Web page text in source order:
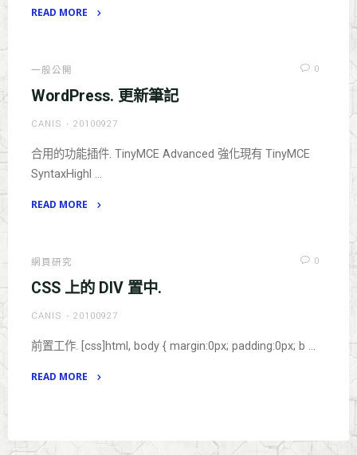
READ MORE
font
lib
時
讀
一般公開 0
WordPress. 更新筆記
CANIS 20100927
合用的功能插件. TinyMCE Advanced 強化現有 TinyMCE
SyntaxHighl …
READ MORE
新
筆
網頁研究 0
CSS 上的 DIV 置中.
CANIS 20100927
前置工作. [css]html, body { margin:0px; padding:0px; b …
READ MORE
DIV